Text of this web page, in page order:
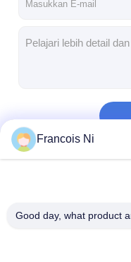
Francois Ni
Good day, what product